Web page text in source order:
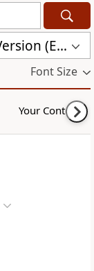
Hungarian Bible: Easy-to-Read Version (ERV-HU)
Font Size
Your Content